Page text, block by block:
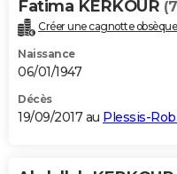
Fatima KERKOUR
Créer une cagnotte
Naissance
06/01/1947
Décès
19/09/2017 au Plessis-